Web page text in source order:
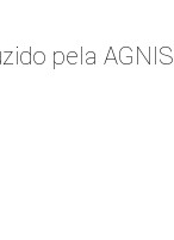
pela AGNIS